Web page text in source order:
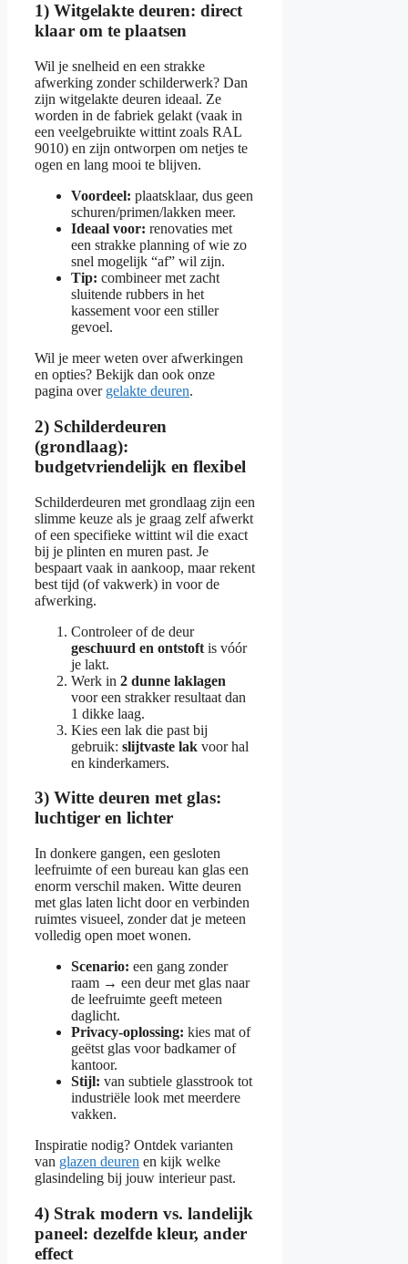
1) Witgelakte deuren: direct
klaar om te plaatsen
Wil je snelheid en een strakke
afwerking zonder schilderwerk? Dan
zijn witgelakte deuren ideaal. Ze
worden in de fabriek gelakt (vaak in
een veelgebruikte wittint zoals RAL
9010) en zijn ontworpen om netjes te
ogen en lang mooi te blijven.
Voordeel: plaatsklaar, dus geen
schuren/primen/lakken meer.
Ideaal voor: renovaties met
een strakke planning of wie zo
snel mogelijk “af” wil zijn.
Tip: combineer met zacht
sluitende rubbers in het
kassement voor een stiller
gevoel.
Wil je meer weten over afwerkingen
en opties? Bekijk dan ook onze
pagina over gelakte deuren.
2) Schilderdeuren
(grondlaag):
budgetvriendelijk en flexibel
Schilderdeuren met grondlaag zijn een
slimme keuze als je graag zelf afwerkt
of een specifieke wittint wil die exact
bij je plinten en muren past. Je
bespaart vaak in aankoop, maar rekent
best tijd (of vakwerk) in voor de
afwerking.
Controleer of de deur
geschuurd en ontstoft is vóór
je lakt.
Werk in 2 dunne laklagen
voor een strakker resultaat dan
1 dikke laag.
Kies een lak die past bij
gebruik: slijtvaste lak voor hal
en kinderkamers.
3) Witte deuren met glas:
luchtiger en lichter
In donkere gangen, een gesloten
leefruimte of een bureau kan glas een
enorm verschil maken. Witte deuren
met glas laten licht door en verbinden
ruimtes visueel, zonder dat je meteen
volledig open moet wonen.
Scenario: een gang zonder
raam → een deur met glas naar
de leefruimte geeft meteen
daglicht.
Privacy-oplossing: kies mat of
geëtst glas voor badkamer of
kantoor.
Stijl: van subtiele glasstrook tot
industriële look met meerdere
vakken.
Inspiratie nodig? Ontdek varianten
van glazen deuren en kijk welke
glasindeling bij jouw interieur past.
4) Strak modern vs. landelijk
paneel: dezelfde kleur, ander
effect